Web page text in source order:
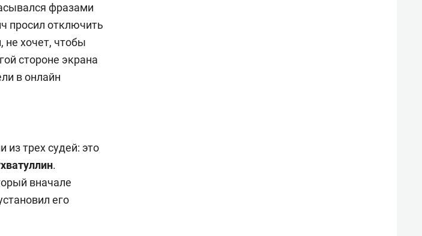
фразами
просил отключить
не хочет, чтобы
стороне экрана
в онлайн
из трех судей: это
.
вначале
его